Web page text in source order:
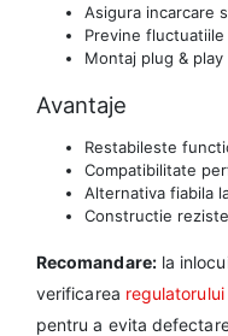
Asigura incarcare
Previne
Montaj plug & play
Avantaje
Restabileste
Compatibilitate
Alternativa fiabila
Constructie
Recomandare:la
verificarea
pentru a evita